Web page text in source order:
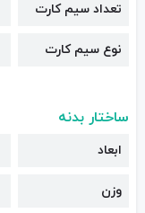
تعداد سیم کارت
نوع سیم کارت
ساختار بدنه
ابعاد
وزن